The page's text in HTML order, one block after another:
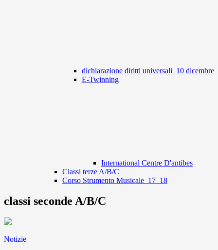
dichiarazione diritti universali_10 dicembre
E-Twinning
International Centre D'antibes
Classi terze A/B/C
Corso Strumento Musicale_17_18
classi seconde A/B/C
Notizie